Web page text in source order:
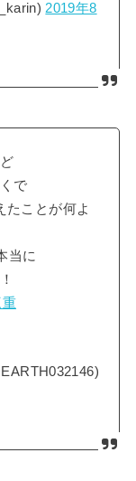
2019年8
で
ことが何よ
当に